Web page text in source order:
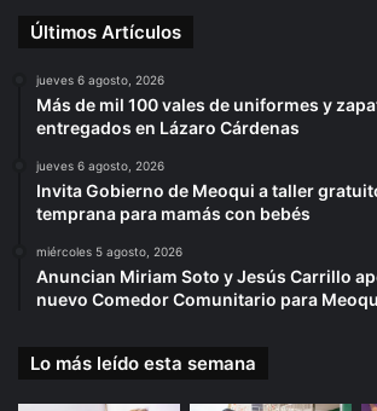
Últimos Artículos
jueves 6 agosto, 2026
Más de mil 100 vales de uniformes y
entregados en Lázaro Cárdenas
jueves 6 agosto, 2026
Invita Gobierno de Meoqui a taller
temprana para mamás con bebés
miércoles 5 agosto, 2026
Anuncian Miriam Soto y Jesús Carrillo
nuevo Comedor Comunitario para
Lo más leído esta semana